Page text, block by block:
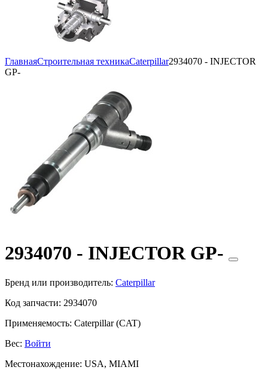
ГлавнаяСтроительная техникаCaterpillar2934070 - INJECTOR
GP-
2934070 - INJECTOR GP-
Бренд или производитель: Caterpillar
Код запчасти: 2934070
Применяемость: Caterpillar (CAT)
Вес: Войти
Местонахождение: USA, MIAMI